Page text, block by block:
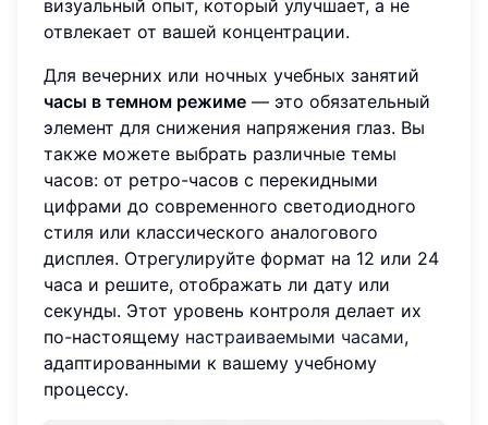
визуальный опыт, который улучшает, а не
отвлекает от вашей концентрации.
Для вечерних или ночных учебных занятий
часы в темном режиме — это обязательный
элемент для снижения напряжения глаз. Вы
также можете выбрать различные темы
часов: от ретро-часов с перекидными
цифрами до современного светодиодного
стиля или классического аналогового
дисплея. Отрегулируйте формат на 12 или 24
часа и решите, отображать ли дату или
секунды. Этот уровень контроля делает их
по-настоящему настраиваемыми часами,
адаптированными к вашему учебному
процессу.